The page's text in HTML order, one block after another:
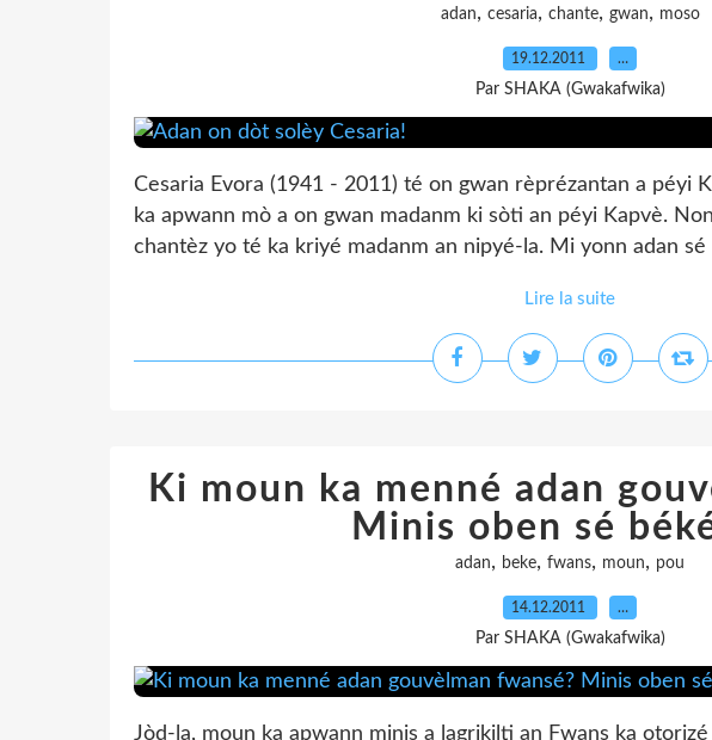
adan, cesaria, chante, gwan, moso
19.12.2011 …
Par SHAKA (Gwakafwika)
Cesaria Evora (1941 - 2011) té on gwan rèprézantan a péyi
ka apwann mò a on gwan madanm ki sòti an péyi Kapvè.
chantèz yo té ka kriyé madanm an nipyé-la. Mi yonn adan
Lire la suite
Ki moun ka menné adan
Minis oben sé
adan, beke, fwans, moun, pou
14.12.2011 …
Par SHAKA (Gwakafwika)
Jòd-la, moun ka apwann minis a lagrikilti an Fwans ka